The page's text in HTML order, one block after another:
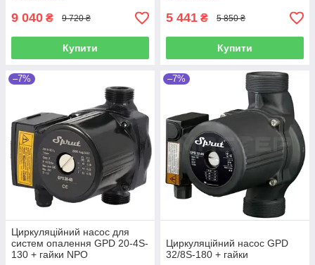
9 040 ₴ 9 720 ₴
Купити
5 441 ₴ 5 850 ₴
Купити
–7%
Циркуляційний насос для
систем опалення GPD 20-4S-
130 + гайки NPO
–7%
Циркуляційний насос GPD
32/8S-180 + гайки